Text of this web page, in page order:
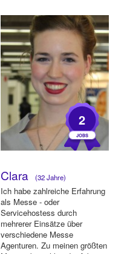
2
Clara (32 Jahre)
Ich habe zahlreiche Erfahrung
als Messe - oder
Servicehostess durch
mehrerer Einsätze über
verschiedene Messe
Agenturen. Zu meinen größten